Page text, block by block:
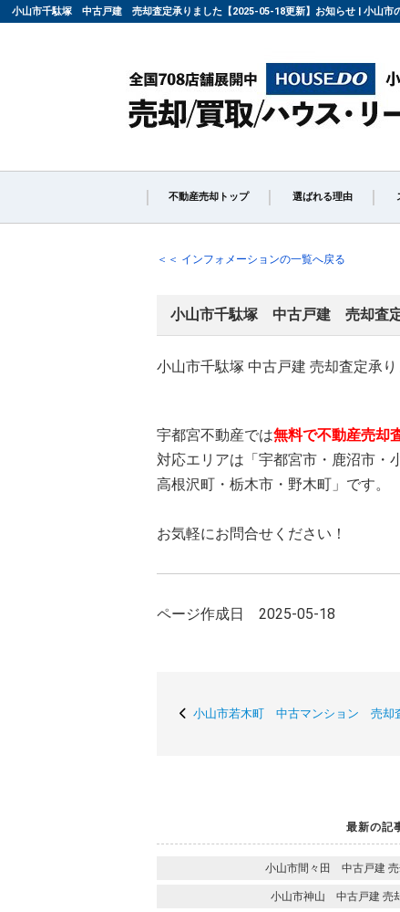
小山市千駄塚 中古戸建 売却査定承りました【2025-05-18更新】お知らせ | 小山市
不動産売却トップ 選ばれる理由
不動産の売却の流れ
よくある質問 仲
＜＜ インフォメーションの一覧へ戻る
小山市千駄塚 中古戸建 売却査
小山市千駄塚 中古戸建 売却査定承り
宇都宮不動産では無料で不動産売却
対応エリアは「宇都宮市・鹿沼市・
高根沢町・栃木市・野木町」です。
お気軽にお問合せください！
ページ作成日 2025-05-18
小山市若木町 中古マンション 売却
最新の記
小山市間々田 中古戸建 売
小山市神山 中古戸建 売